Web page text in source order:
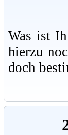
Was ist
hierzu
doch